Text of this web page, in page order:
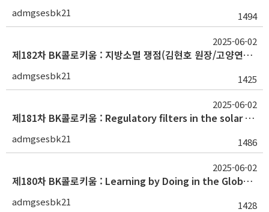
admgsesbk21 1494
제182차 BK콜로키움 : 지방소멸 쟁점(김현호 원장/고양연구원)
admgsesbk21 1425
2025-06-02
제181차 BK콜로키움 : Regulatory filters in the solar transition(이희래 박사과정/노스캐롤라이나대)
admgsesbk21 1486
2025-06-02
제180차 BK콜로키움 : Learning by Doing in the Global Electric Vehicle Battery Industry(권혁수 교수/University of Chicago)
admgsesbk21 1428
2025-06-02